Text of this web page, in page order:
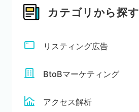
カテゴリから探す
リスティング広告
BtoBマーケティング
アクセス解析